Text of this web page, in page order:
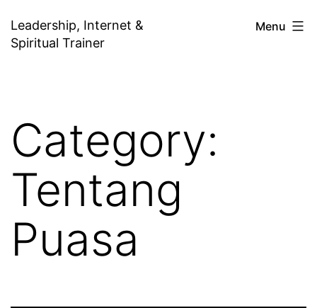
to
Leadership, Internet &
Spiritual Trainer
Menu
Category:
Tentang
Puasa